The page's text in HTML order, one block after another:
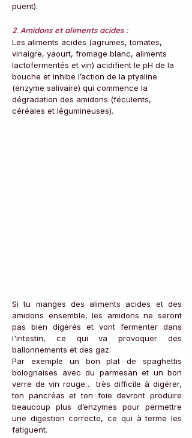
puent).
2. Amidons et aliments acides :
Les aliments acides (agrumes, tomates,
vinaigre, yaourt, fromage blanc, aliments
lactofermentés et vin) acidifient le pH de la
bouche et inhibe l’action de la ptyaline
(enzyme salivaire) qui commence la
dégradation des amidons (féculents,
céréales et légumineuses).
Si tu manges des aliments acides et des
amidons ensemble, les amidons ne seront
pas bien digérés et vont fermenter dans
l'intestin, ce qui va provoquer des
ballonnements et des gaz.
Par exemple un bon plat de spaghettis
bolognaises avec du parmesan et un bon
verre de vin rouge… très difficile à digérer,
ton pancréas et ton foie devront produire
beaucoup plus d’enzymes pour permettre
une digestion correcte, ce qui à terme les
fatiguent.